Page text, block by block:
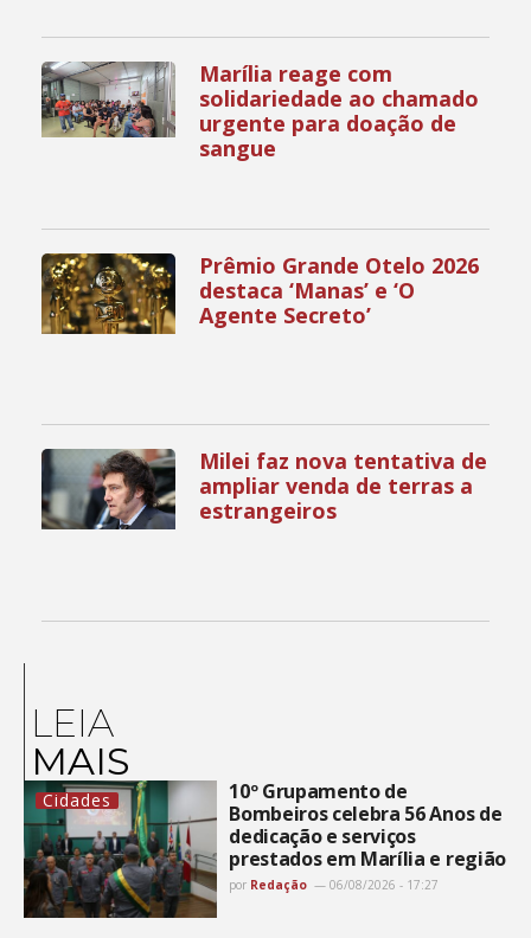
Marília reage com
solidariedade ao chamado
urgente para doação de
sangue
Prêmio Grande Otelo 2026
destaca ‘Manas’ e ‘O
Agente Secreto’
Milei faz nova tentativa de
ampliar venda de terras a
estrangeiros
LEIA
MAIS
Cidades
10º Grupamento de
Bombeiros celebra 56 Anos de
dedicação e serviços
prestados em Marília e região
por Redação 06/08/2026 - 17:27